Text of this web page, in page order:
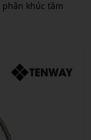
khúc tầm